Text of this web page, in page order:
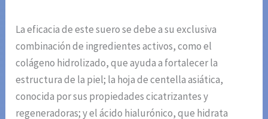
La eficacia de este suero se debe a su exclusiva
combinación de ingredientes activos, como el
colágeno hidrolizado, que ayuda a fortalecer la
estructura de la piel; la hoja de centella asiática,
conocida por sus propiedades cicatrizantes y
regeneradoras; y el ácido hialurónico, que hidrata